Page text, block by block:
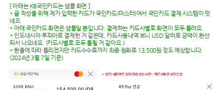
[ 아래는 KB국민카드는 샘플 화면 ]
* 글 작성을 위해 제가 입력한 카드가 국민카드(마스터)여서 국민카드 결제 시스템이 떳
네요.
* 아래 국민카드 화면은 샘플일 뿐입니다. 결제하는 카드사별로 화면이 모두 틀려요.
* 인도네시아 루피아로 결제한 거 같은데, 카드사용내역 보니 USD 달러로 금액이 환산
되서 나오네요. (카드사별로 모두 틀릴 거 같아요.)
* 환율에 따라 틀리겠지만 카드수수료까지 최종 원화로 13,500원 정도 예상합니다.
(2024년 3월 7일 기준)